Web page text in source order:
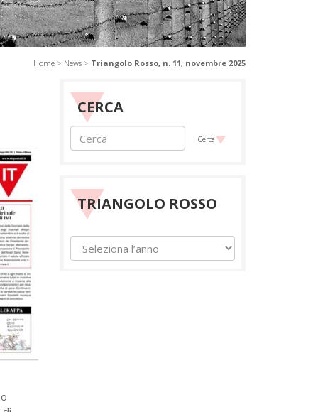
Home > News > Triangolo Rosso, n. 11, novembre 2025
CERCA
Cerca
TRIANGOLO ROSSO